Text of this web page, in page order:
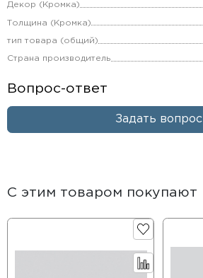
Декор (Кромка)
Толщина (Кромка)
тип товара (общий)
Страна производитель
Вопрос-ответ
Задать вопрос
С этим товаром покупают